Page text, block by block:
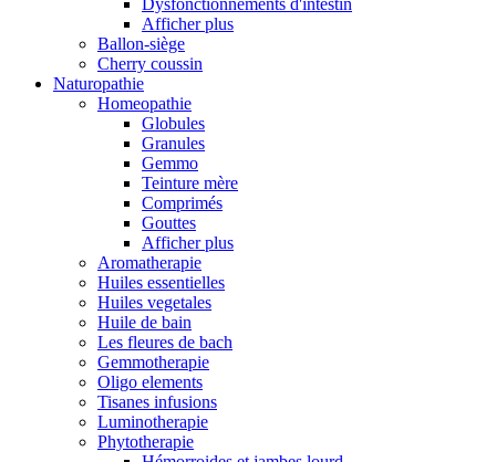
Afficher plus
Ballon-siège
Cherry coussin
Naturopathie
Homeopathie
Globules
Granules
Gemmo
Teinture mère
Comprimés
Gouttes
Afficher plus
Aromatherapie
Huiles essentielles
Huiles vegetales
Huile de bain
Les fleures de bach
Gemmotherapie
Oligo elements
Tisanes infusions
Luminotherapie
Phytotherapie